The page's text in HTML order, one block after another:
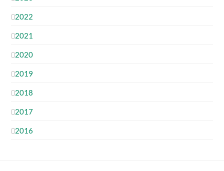
2022
2021
2020
2019
2018
2017
2016